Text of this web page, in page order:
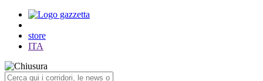
store
ITA